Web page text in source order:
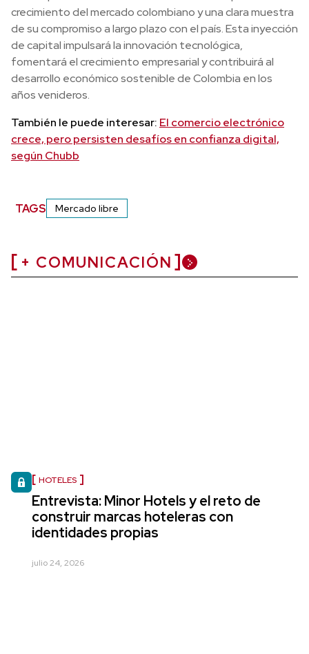
crecimiento del mercado colombiano y una clara muestra
de su compromiso a largo plazo con el país. Esta inyección
de capital impulsará la innovación tecnológica,
fomentará el crecimiento empresarial y contribuirá al
desarrollo económico sostenible de Colombia en los
años venideros.
También le puede interesar: El comercio electrónico
crece, pero persisten desafíos en confianza digital,
según Chubb
TAGS Mercado libre
+ COMUNICACIÓN
HOTELES
Entrevista: Minor Hotels y el reto de
construir marcas hoteleras con
identidades propias
julio 24, 2026